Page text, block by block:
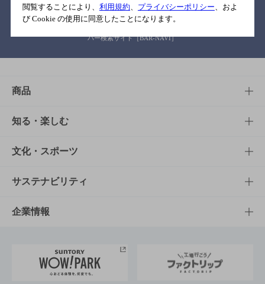
バー検索サイト［BAR-NAVI］
商品
商品TOP
商品一覧
商品発売情報
栄養成分一覧
知る・楽しむ
知る・楽しむTOP
キャンペーン
工場見学
地域情報
文化・スポーツ
文化・スポーツTOP
サントリーホール
サントリーサンバーズ大阪
サステナビリティ
サステナビリティTOP
サントリーが考えるサステナビリティ経営
企業情報
企業概要
閲覧することにより、 利用規約、 プライバシーポリシー、およ
び Cookie の使用に同意したことになります。